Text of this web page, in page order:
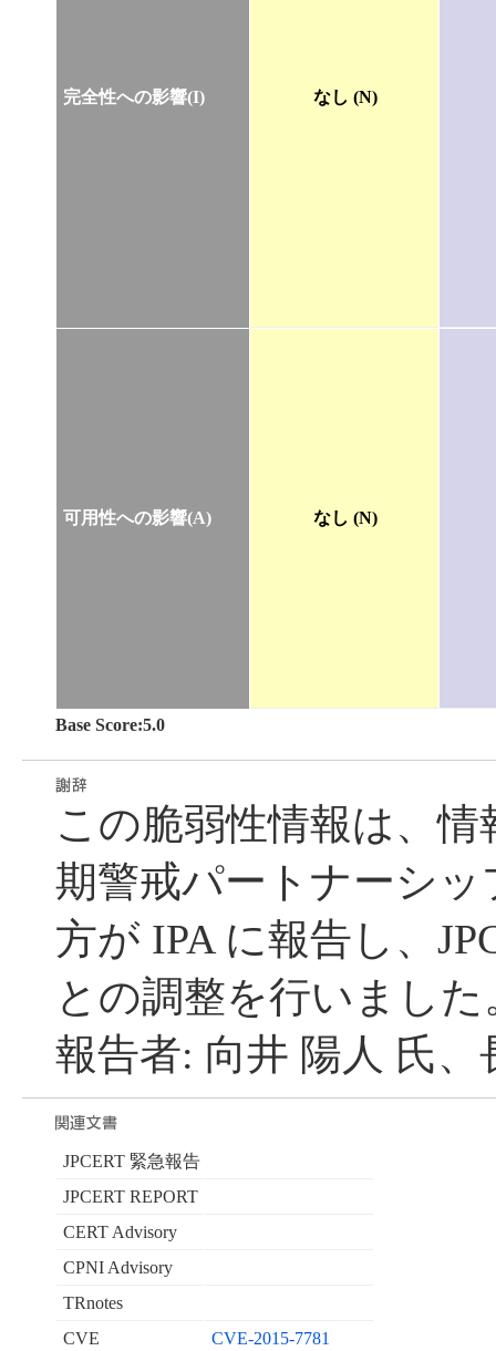
完全性への影響(I) なし (N)
可用性への影響(A) なし (N)
Base Score:5.0
この脆弱性情報は、
期警戒パートナーシ
方が IPA に報告し、
との調整を行いました
報告者: 向井 陽人 氏、
JPCERT 緊急報告
JPCERT REPORT
CERT Advisory
CPNI Advisory
TRnotes
CVE
CVE-2015-7781